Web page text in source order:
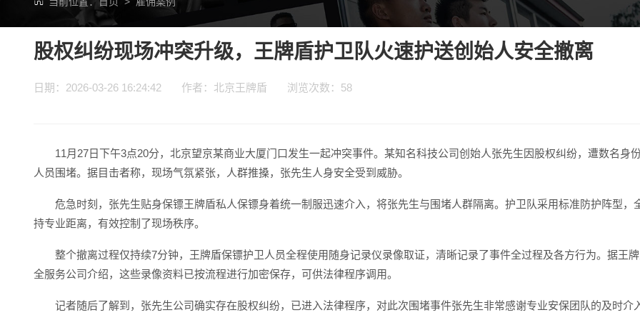
股权纠纷现场冲突升级，王牌盾护卫队火速护送创始人安全撤离
日期：2026-03-26 16:24:42 作者：北京王牌盾 浏览次数： 58
11月27日下午3点20分，北京望京某商业大厦门口发生一起冲突事件。某知名科技公司创始人张先生因股权纠纷，遭数名身
人员围堵。据目击者称，现场气氛紧张，人群推搡，张先生人身安全受到威胁。
危急时刻，张先生贴身保镖王牌盾私人保镖身着统一制服迅速介入，将张先生与围堵人群隔离。护卫队采用标准防护阵型，
持专业距离，有效控制了现场秩序。
整个撤离过程仅持续7分钟，王牌盾保镖护卫人员全程使用随身记录仪录像取证，清晰记录了事件全过程及各方行为。据王
全服务公司介绍，这些录像资料已按流程进行加密保存，可供法律程序调用。
记者随后了解到，张先生公司确实存在股权纠纷，已进入法律程序，对此次围堵事件张先生非常感谢专业安保团队的及时介